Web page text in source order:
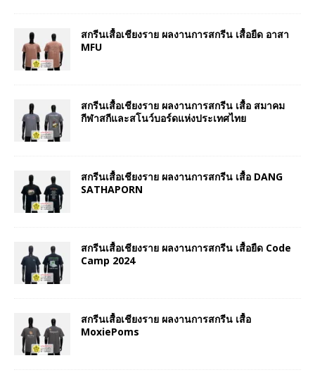
สกรีนเสื้อเชียงราย ผลงานการสกรีน เสื้อยืด อาสา
MFU
สกรีนเสื้อเชียงราย ผลงานการสกรีน เสื้อ สมาคม
กีฬาสกีและสโนว์บอร์ดแห่งประเทศไทย
สกรีนเสื้อเชียงราย ผลงานการสกรีน เสื้อ DANG
SATHAPORN
สกรีนเสื้อเชียงราย ผลงานการสกรีน เสื้อยืด Code
Camp 2024
สกรีนเสื้อเชียงราย ผลงานการสกรีน เสื้อ
MoxiePoms